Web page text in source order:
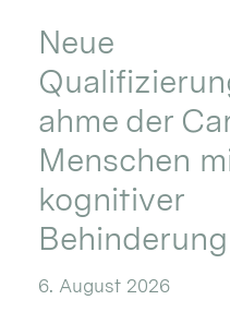
Neue
ahme der
Menschen
kognitiver
Behinderung
6. August 2026